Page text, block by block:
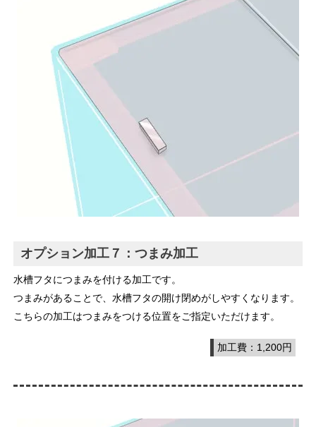
オプション加工７：つまみ加工
水槽フタにつまみを付ける加工です。
つまみがあることで、水槽フタの開け閉めがしやすくなります。
こちらの加工はつまみをつける位置をご指定いただけます。
加工費：1,200円